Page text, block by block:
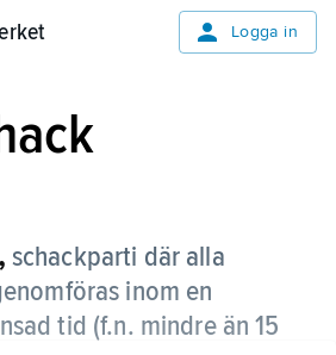
Logga in
schackparti där alla
inom en
tid (f.n. mindre än 15